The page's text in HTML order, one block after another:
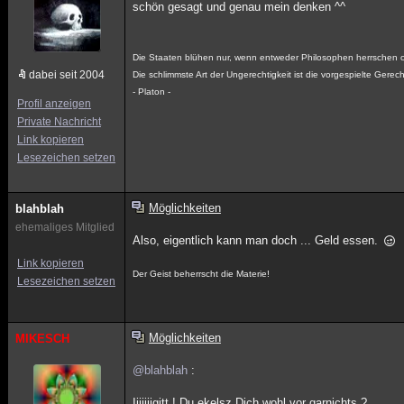
dabei seit 2004
Profil anzeigen
Private Nachricht
Link kopieren
Lesezeichen setzen
schön gesagt und genau mein denken ^^
Die Staaten blühen nur, wenn entweder Philosophen herrschen
Die schlimmste Art der Ungerechtigkeit ist die vorgespielte
- Platon -
blahblah
ehemaliges Mitglied
Link kopieren
Lesezeichen setzen
Möglichkeiten
Also, eigentlich kann man doch ... Geld essen.
Der Geist beherrscht die Materie!
MIKESCH Möglichkeiten
@blahblah :